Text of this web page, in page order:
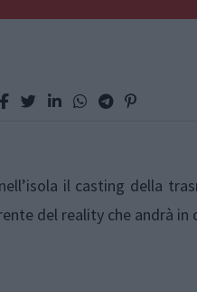
il casting della
del reality che andrà